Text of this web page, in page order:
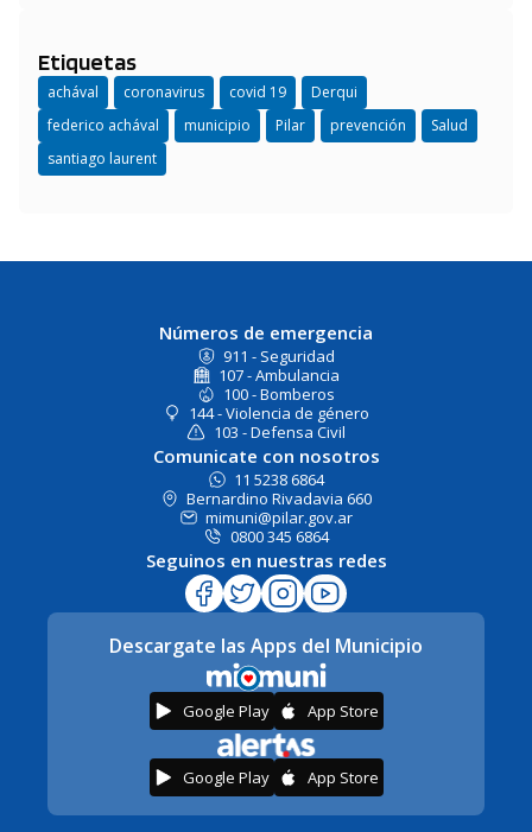
Etiquetas
achával coronavirus covid 19
Derqui
federico achával
municipio Pilar prevención
Salud
santiago laurent
Números de emergencia
911 - Seguridad
107 - Ambulancia
100 - Bomberos
144 - Violencia de género
103 - Defensa Civil
Comunicate con nosotros
11 5238 6864
Bernardino Rivadavia 660
mimuni@pilar.gov.ar
0800 345 6864
Seguinos en nuestras redes
Descargate las Apps del Municipio
Google Play App Store
Google Play App Store